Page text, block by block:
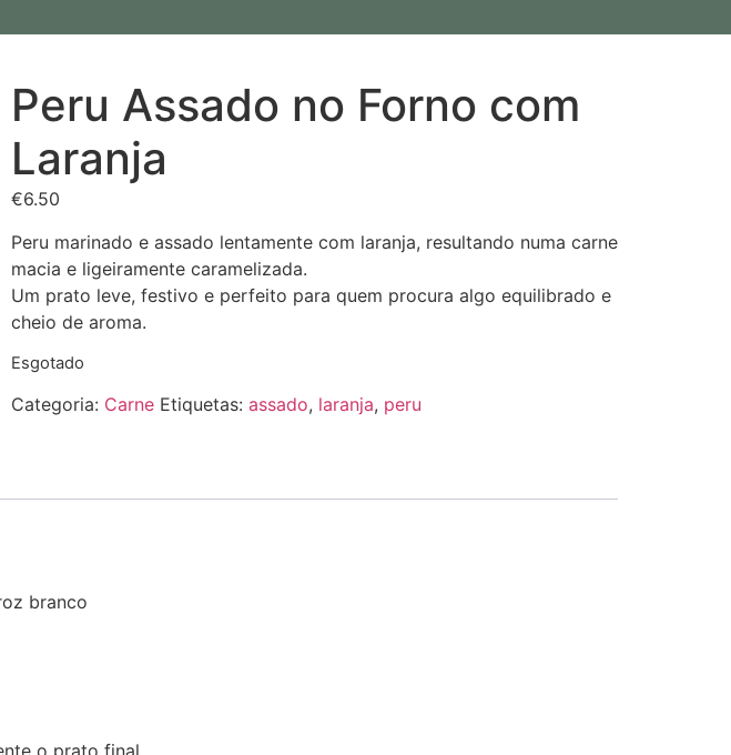
Peru Assado no Forno com
Laranja
€6.50
Peru marinado e assado lentamente com laranja, resultando numa carne
macia e ligeiramente caramelizada.
Um prato leve, festivo e perfeito para quem procura algo equilibrado e
cheio de aroma.
Esgotado
Categoria: Carne Etiquetas: assado, laranja, peru
branco
o prato final.